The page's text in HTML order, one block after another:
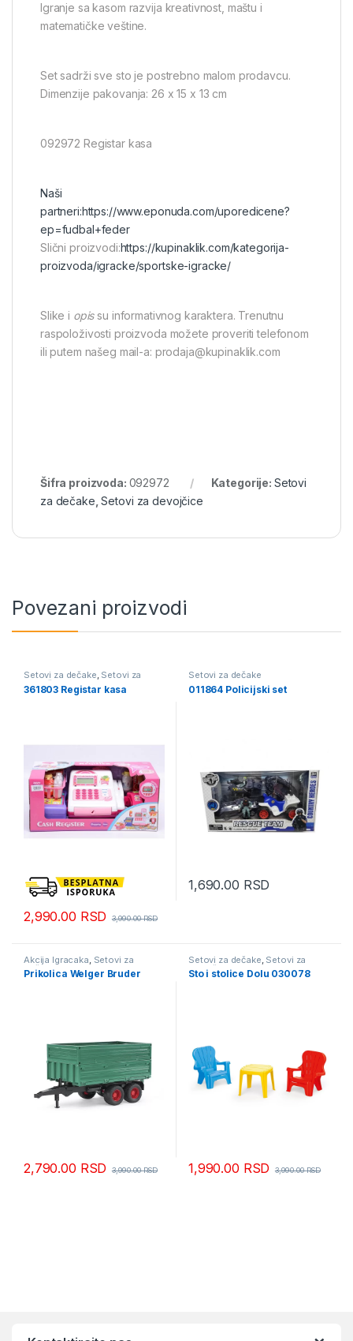
Igranje sa kasom razvija kreativnost, maštu i
matematičke veštine.
Set sadrži sve sto je postrebno malom prodavcu.
Dimenzije pakovanja: 26 x 15 x 13 cm
092972 Registar kasa
Naši
partneri:https://www.eponuda.com/uporedicene?
ep=fudbal+feder
Slični proizvodi:https://kupinaklik.com/kategorija-
proizvoda/igracke/sportske-igracke/
Slike i opissu informativnog karaktera. Trenutnu
raspoloživosti proizvoda možete proveriti telefonom
ili putem našeg mail-a: prodaja@kupinaklik.com
Šifra proizvoda: 092972 Kategorije: Setovi
za dečake ,Setovi za devojčice
Povezani proizvodi
Setovi za dečake, Setovi za
devojčice
361803 Registar kasa
2,990.00 RSD 3,990.00RSD
Setovi za dečake
011864 Policijski set
1,690.00 RSD
Akcija Igracaka Setovi za
dečake
Prikolica Welger Bruder
2,790.00 RSD 3,990.00RSD
Setovi za dečake Setovi za
devojčice
Sto i stolice Dolu 030078
1,990.00 RSD 3,990.00RSD